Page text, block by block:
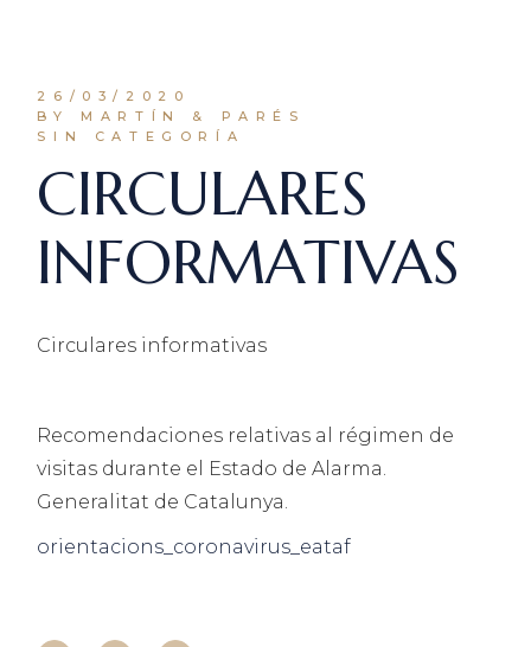
26/03/2020
BY MARTÍN & PARÉS
SIN CATEGORÍA
CIRCULARES
INFORMATIVAS
Circulares informativas
Recomendaciones relativas al régimen de
visitas durante el Estado de Alarma.
Generalitat de Catalunya.
orientacions_coronavirus_eataf